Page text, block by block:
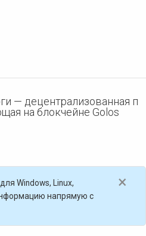
— децентрализованная п
на блокчейне Golos
×
Windows, Linux,
напрямую с